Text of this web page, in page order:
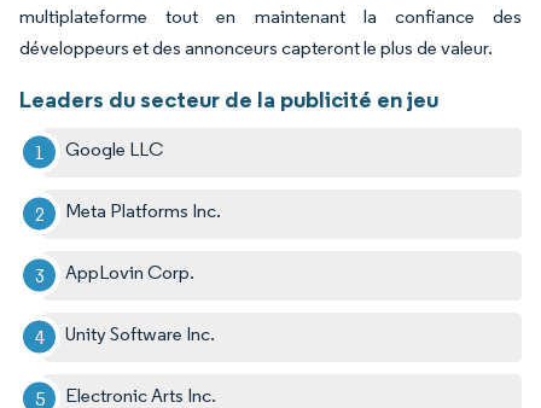
multiplateforme tout en maintenant la confiance des
développeurs et des annonceurs capteront le plus de valeur.
Leaders du secteur de la publicité en jeu
Google LLC
Meta Platforms Inc.
AppLovin Corp.
Unity Software Inc.
Electronic Arts Inc.